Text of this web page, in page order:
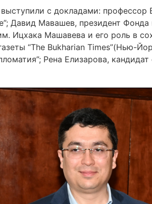
с докладами:
Давид Мавашев, президент
Ицхака Машавева и его роль в
“The Bukharian Times”(Нью-
Рена Елизарова,